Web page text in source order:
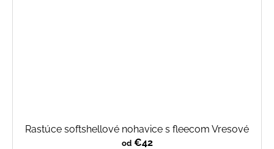
Rastúce softshellové nohavice s fleecom Vresové
od€42